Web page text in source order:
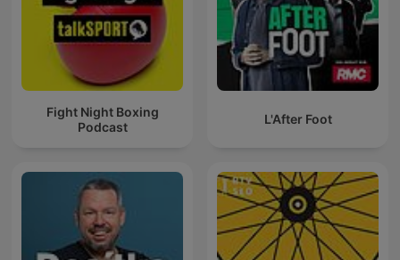
Fight Night Boxing
Podcast
L'After Foot